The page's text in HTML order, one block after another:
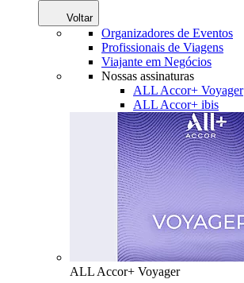
Voltar
Organizadores de Eventos
Profissionais de Viagens
Viajante em Negócios
Nossas assinaturas
ALL Accor+ Voyager
ALL Accor+ ibis
ALL Accor+ Voyager